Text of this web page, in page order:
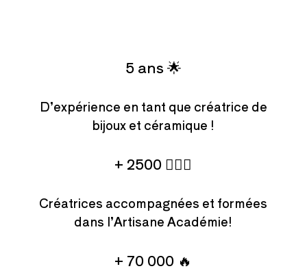
5 ans 🌟
D’expérience en tant que créatrice de
bijoux et céramique !
+ 2500 🙋🏻‍♀️
Créatrices accompagnées et formées
dans l’Artisane Académie!
+ 70 000 🔥